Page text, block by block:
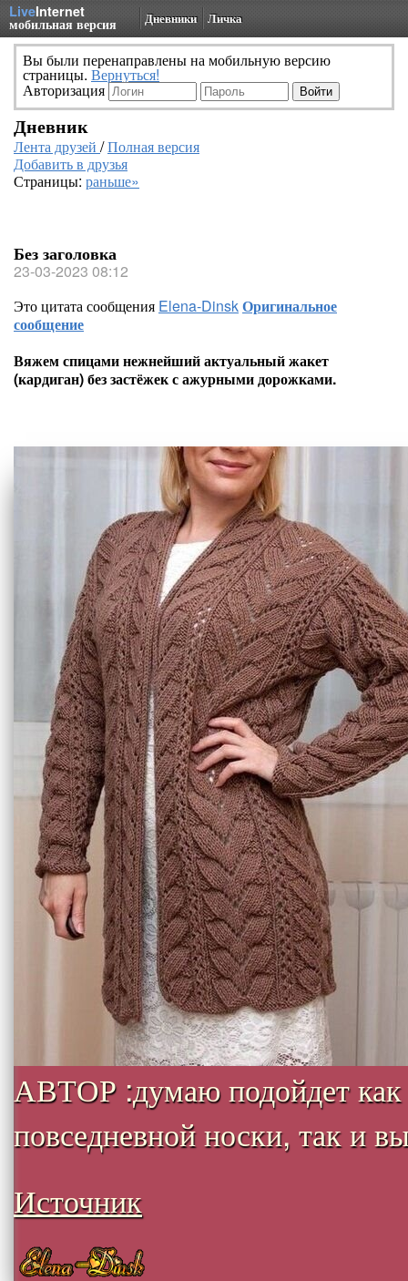
LiveInternet
мобильная версия Дневники Личка
Вы были перенаправлены на мобильную версию
страницы. Вернуться!
Авторизация
Дневник
Лента друзей /Полная версия
Добавить в друзья
Страницы: раньше»
Без заголовка
23-03-2023 08:12
Это цитата сообщения Elena-DinskОригинальное
сообщение
Вяжем спицами нежнейший актуальный жакет
(кардиган) без застёжек с ажурными дорожками.
АВТОР :думаю подойдет как
повседневной носки, так и
Источник